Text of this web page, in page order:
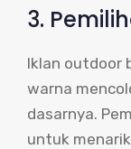
3.
Iklan outdoor
warna
dasarnya.
untuk